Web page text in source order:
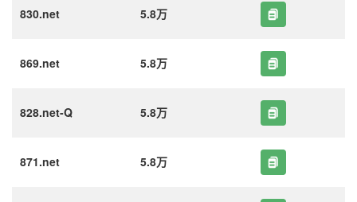
830.net 5.8万
869.net 5.8万
828.net-Q 5.8万
871.net 5.8万